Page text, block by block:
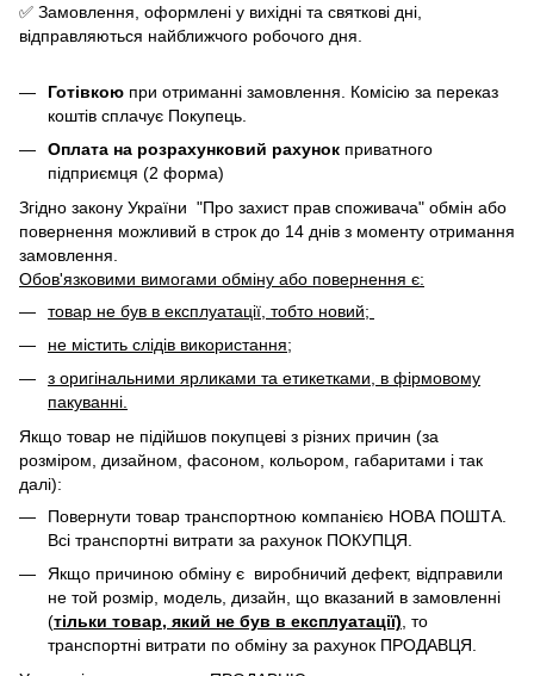
✅ Замовлення, оформлені у вихідні та святкові дні,
відправляються найближчого робочого дня.
Готівкою при отриманні замовлення. Комісію за переказ
коштів сплачує Покупець.
Оплата на розрахунковий рахунок приватного
підприємця (2 форма)
Згідно закону України "Про захист прав споживача" обмін або
повернення можливий в строк до 14 днів з моменту отримання
замовлення.
Обов'язковими вимогами обміну або повернення є:
товар не був в експлуатації, тобто новий;
не містить слідів використання;
з оригінальними ярликами та етикетками, в фірмовому
пакуванні.
Якщо товар не підійшов покупцеві з різних причин (за
розміром, дизайном, фасоном, кольором, габаритами і так
далі):
Повернути товар транспортною компанією НОВА ПОШТА.
Всі транспортні витрати за рахунок ПОКУПЦЯ.
Якщо причиною обміну є виробничий дефект, відправили
не той розмір, модель, дизайн, що вказаний в замовленні
(тільки товар, який не був в експлуатації) , то
транспортні витрати по обміну за рахунок ПРОДАВЦЯ. ​